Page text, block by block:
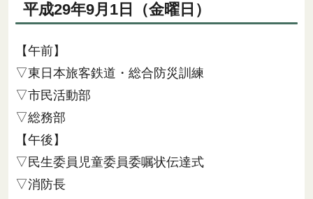
平成29年9月1日（金曜日）
【午前】
▽東日本旅客鉄道・総合防災訓練
▽市民活動部
▽総務部
【午後】
▽民生委員児童委員委嘱状伝達式
▽消防長